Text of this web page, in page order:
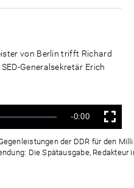
von Berlin trifft Richard
Generalsekretär Erich
Verbleibende
Zeit
-0:00 Vollbild
der DDR für den
Die Spätausgabe, Redakteur